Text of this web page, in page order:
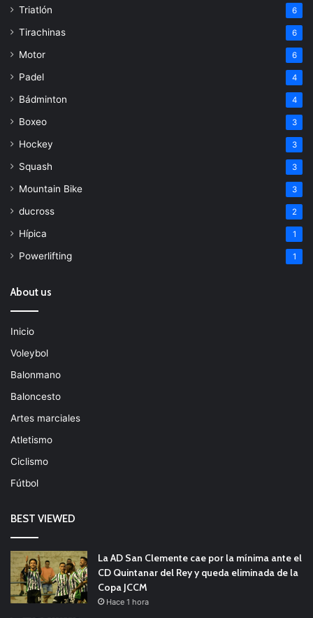
Triatlón 6
Tirachinas 6
Motor 6
Padel 4
Bádminton 4
Boxeo 3
Hockey 3
Squash 3
Mountain Bike 3
ducross 2
Hípica 1
Powerlifting 1
About us
Inicio
Voleybol
Balonmano
Baloncesto
Artes marciales
Atletismo
Ciclismo
Fútbol
BEST VIEWED
La AD San Clemente cae por la mínima ante el
CD Quintanar del Rey y queda eliminada de la
Copa JCCM
Hace 1 hora